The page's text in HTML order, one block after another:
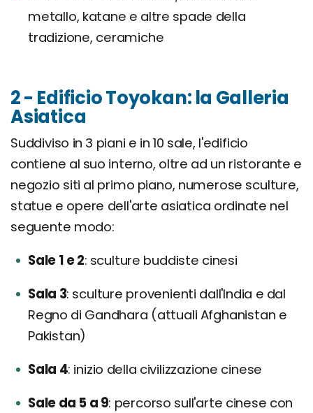
metallo, katane e altre spade della
tradizione, ceramiche
2 - Edificio Toyokan: la Galleria
Asiatica
Suddiviso in 3 piani e in 10 sale, l'edificio
contiene al suo interno, oltre ad un ristorante e
negozio siti al primo piano, numerose sculture,
statue e opere dell'arte asiatica ordinate nel
seguente modo:
Sale 1 e 2 sculture buddiste cinesi
Sala 3 sculture provenienti dall'India e dal
Regno di Gandhara (attuali Afghanistan e
Pakistan)
Sala 4 inizio della civilizzazione cinese
Sale da 5 a 9 percorso sull'arte cinese con